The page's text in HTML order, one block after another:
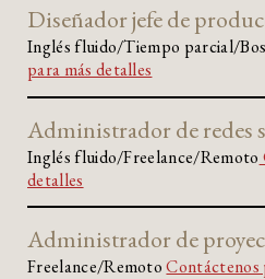
Diseñador jefe de
Inglés fluido/Tiempo parcial/
para más detalles
Administrador de redes
Inglés fluido/Freelance/Remoto
detalles
Administrador de
Freelance/RemotoContáctenos